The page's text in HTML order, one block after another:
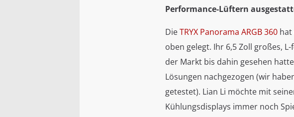
Performance-Lüftern
DieTRYX Panorama ARGB 360 hat
oben gelegt. Ihr 6,5 Zoll großes,
der Markt bis dahin gesehen
Lösungen nachgezogen (wir
getestet). Lian Li möchte mit
Kühlungsdisplays immer noch